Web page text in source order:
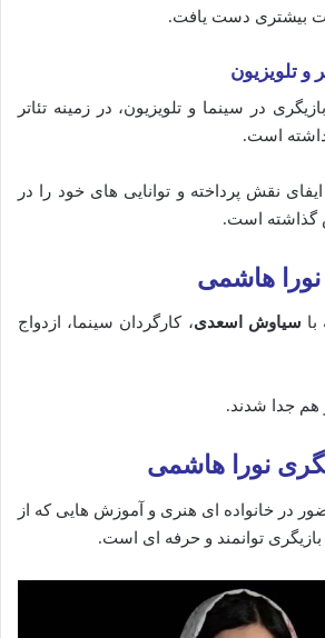
بیشتری دست یافت.
و تلویزیون
در سینما و تلویزیون، در زمینه تئاتر
است.
نقش پرداخته‌ و توانایی‌ های خود را در
گذاشته‌ است.
هاشمی
سیاوش اسعدی، کارگردان سینما، ازدواج
هم جدا شدند.
نورا هاشمی
در خانواده‌ ای هنری و آموزش‌ هایی که از
توانمند و حرفه‌ ای است.